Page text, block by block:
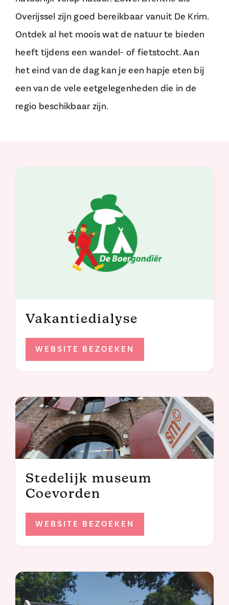
Overijssel zijn goed bereikbaar vanuit De Krim.
Ontdek al het moois wat de natuur te bieden
heeft tijdens een wandel- of fietstocht. Aan
het eind van de dag kan je een hapje eten bij
een van de vele eetgelegenheden die in de
regio beschikbaar zijn.
Vakantiedialyse
WEBSITE BEZOEKEN
Stedelijk museum
Coevorden
WEBSITE BEZOEKEN